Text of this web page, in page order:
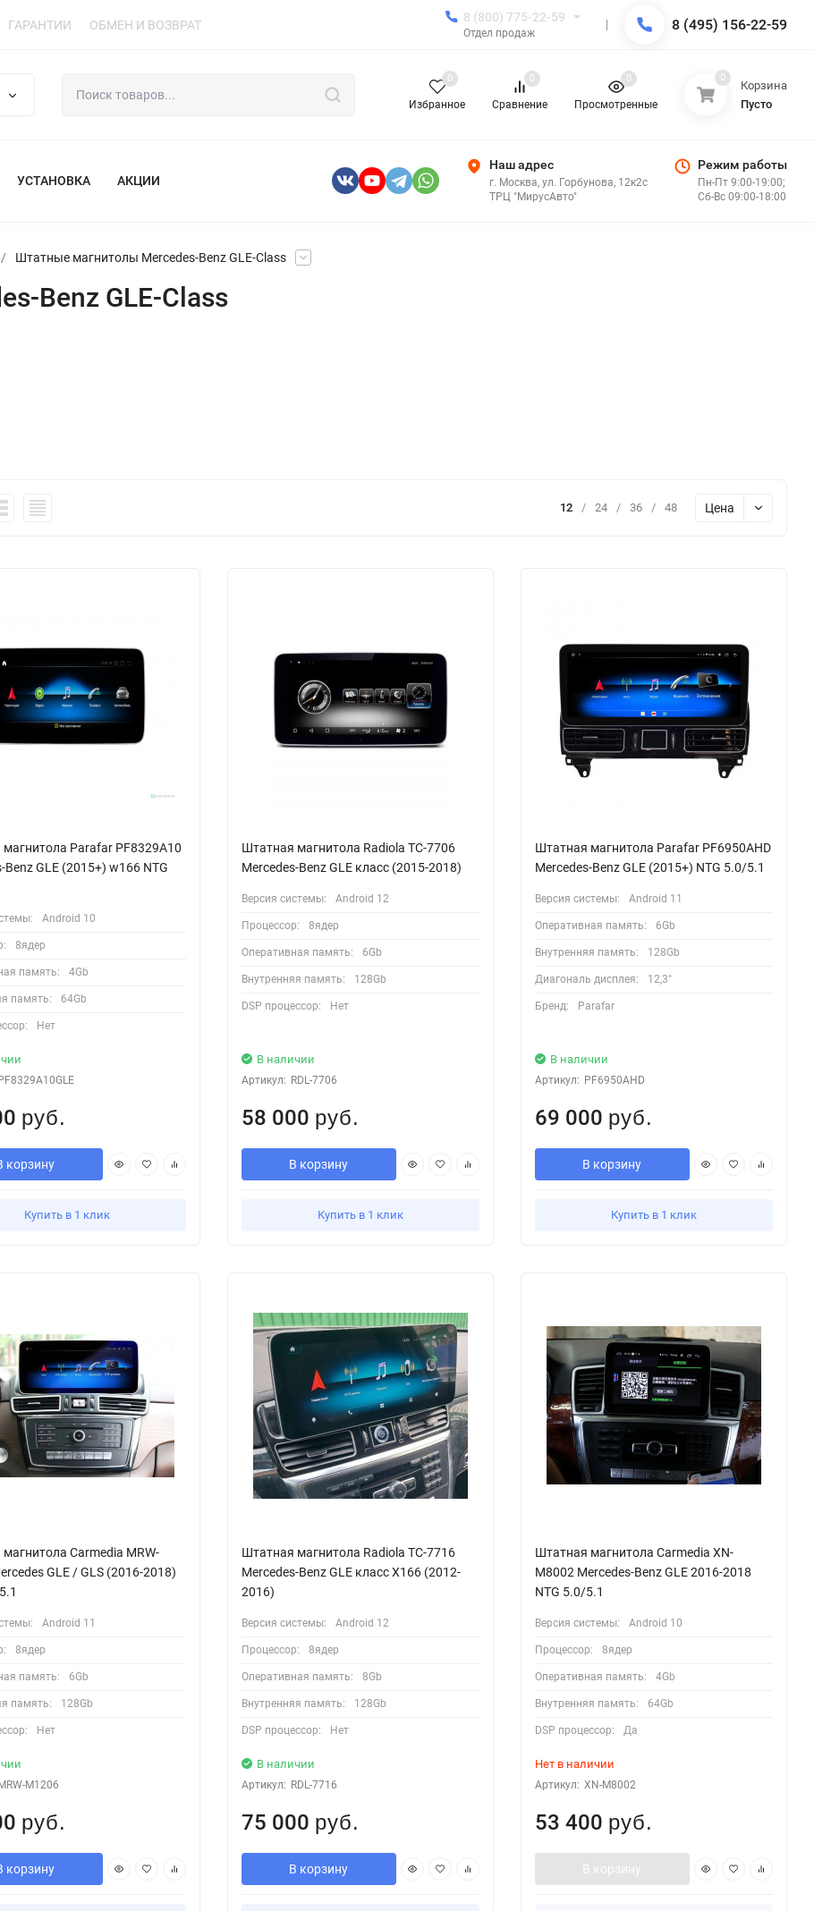
ГАРАНТИИ ОБМЕН И ВОЗВРАТ
8 (800) 775-22-59
Отдел продаж 8 (495) 156-22-59
Избранное
0
Сравнение
0
Просмотренные
0 0
Корзина
Пусто
УСТАНОВКА АКЦИИ
Наш адрес
г. Москва, ул. Горбунова, 12к2с
ТРЦ "МирусАвто"
Режим работы
Пн-Пт 9:00-19:00;
Сб-Вс 09:00-18:00
/ Штатные магнитолы Mercedes-Benz GLE-Class
Benz GLE-Class
12 / 24 / 36 / 48 Цена
Parafar PF8329A10
Benz GLE (2015+) w166 NTG
Android 10
8ядер
память: 4Gb
память: 64Gb
Нет
PF8329A10GLE
руб.
корзину
Купить в 1 клик
Штатная магнитола Radiola TC-7706
Mercedes-Benz GLE класс (2015-2018)
Версия системы: Android 12
Процессор: 8ядер
Оперативная память: 6Gb
Внутренняя память: 128Gb
DSP процессор: Нет
В наличии
Артикул: RDL-7706
58 000 руб.
В корзину
Купить в 1 клик
Штатная магнитола Parafar PF6950AHD
Mercedes-Benz GLЕ (2015+) NTG 5.0/5.1
Версия системы: Android 11
Оперативная память: 6Gb
Внутренняя память: 128Gb
Диагональ дисплея: 12,3"
Бренд: Parafar
В наличии
Артикул: PF6950AHD
69 000 руб.
В корзину
Купить в 1 клик
Carmedia MRW-
GLE / GLS (2016-2018)
Android 11
8ядер
память: 6Gb
память: 128Gb
Нет
M1206
руб.
корзину
Штатная магнитола Radiola TC-7716
Mercedes-Benz GLE класс X166 (2012-
2016)
Версия системы: Android 12
Процессор: 8ядер
Оперативная память: 8Gb
Внутренняя память: 128Gb
DSP процессор: Нет
В наличии
Артикул: RDL-7716
75 000 руб.
В корзину
Штатная магнитола Carmedia XN-
M8002 Mercedes-Benz GLE 2016-2018
NTG 5.0/5.1
Версия системы: Android 10
Процессор: 8ядер
Оперативная память: 4Gb
Внутренняя память: 64Gb
DSP процессор: Да
Нет в наличии
Артикул: XN-M8002
53 400 руб.
В корзину